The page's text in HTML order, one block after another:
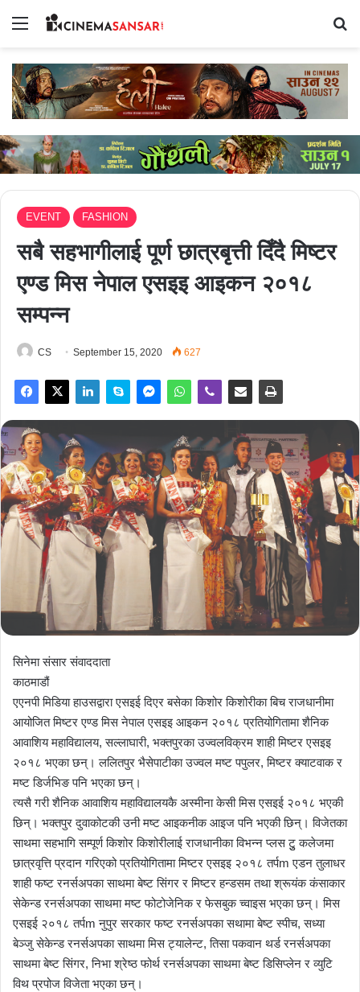
Menu
EVENT FASHION
सबै सहभागीलाई पूर्ण छात्रबृत्ती दिँदै मिष्टर
एण्ड मिस नेपाल एसइइ आइकन २०१८
सम्पन्न
CS September 15, 2020 627
सिनेमा संसार संवाददाता
काठमाडौं
एएनपी मिडिया हाउसद्वारा एसइई दिएर बसेका किशोर किशोरीका बिच राजधानीमा
आयोजित मिष्टर एण्ड मिस नेपाल एसइइ आइकन २०१८ प्रतियोगितामा शैनिक
आवाशिय महाविद्यालय, सल्लाघारी, भक्तपुरका उज्वलविक्रम शाही मिष्टर एसइइ
२०१८ भएका छन्। ललितपुर भैसेपाटीका उज्वल मष्ट पपुलर, मिष्टर क्याटवाक र
मष्ट डिर्जभिङ पनि भएका छन्।
त्यसै गरी शैनिक आवाशिय महाविद्यालयकै अस्मीना केसी मिस एसइई २०१८ भएकी
छिन्। भक्तपुर दुवाकोटकी उनी मष्ट आइकनीक आइज पनि भएकी छिन्। विजेतका
साथमा सहभागि सम्पूर्ण किशोर किशोरीलाई राजधानीका विभन्न प्लस टुु कलेजमा
छात्रवृत्ति प्रदान गरिएको प्रतियोगितामा मिष्टर एसइइ २०१८ तर्पm एडन तुलाधर
शाही फष्ट रनर्सअपका साथमा बेष्ट सिंगर र मिष्टर हन्डसम तथा श्रूयंक कंसाकार
सेकेन्ड रनर्सअपका साथमा मष्ट फोटोजेनिक र फेसबुक च्वाइस भएका छन्। मिस
एसइई २०१८ तर्पm नुपुर सरकार फष्ट रनर्सअपका सथामा बेष्ट स्पीच, सध्या
बेञ्जु सेकेन्ड रनर्सअपका साथमा मिस ट्यालेन्ट, तिसा पकवान थर्ड रनर्सअपका
साथमा बेष्ट सिंगर, निभा श्रेष्ठ फोर्थ रनर्सअपका साथमा बेष्ट डिसिप्लेन र व्युटि
विथ प्रपोज विजेता भएका छन्।